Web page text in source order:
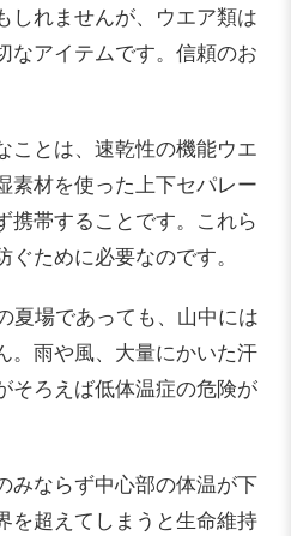
しれませんが、ウエア類は
なアイテムです。信頼のお
ことは、速乾性の機能ウエ
素材を使った上下セパレー
携帯することです。これら
ために必要なのです。
夏場であっても、山中には
。雨や風、大量にかいた汗
そろえば低体温症の危険が
みならず中心部の体温が下
を超えてしまうと生命維持